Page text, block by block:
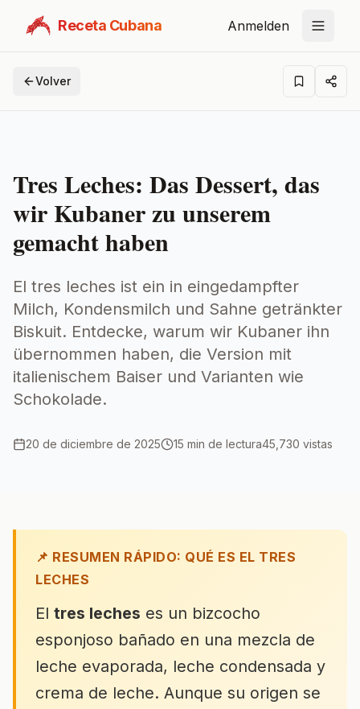
Receta Cubana Anmelden
Volver
Tres Leches: Das Dessert, das
wir Kubaner zu unserem
gemacht haben
El tres leches ist ein in eingedampfter
Milch, Kondensmilch und Sahne getränkter
Biskuit. Entdecke, warum wir Kubaner ihn
übernommen haben, die Version mit
italienischem Baiser und Varianten wie
Schokolade.
20 de diciembre de 2025 15 min de lectura45,730 vistas
📌 RESUMEN RÁPIDO: QUÉ ES EL TRES
LECHES
El tres leches es un bizcocho
esponjoso bañado en una mezcla de
leche evaporada, leche condensada y
crema de leche. Aunque su origen se